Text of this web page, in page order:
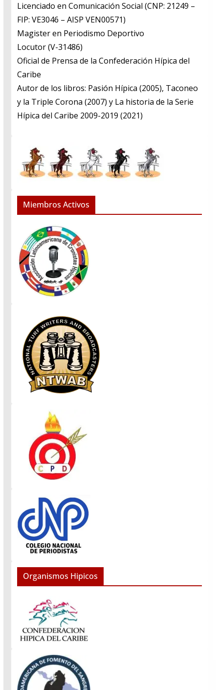
Licenciado en Comunicación Social (CNP: 21249 –
FIP: VE3046 – AISP VEN00571)
​Magister en Periodismo Deportivo
​Locutor (V-31486)
​Oficial de Prensa de la Confederación Hípica del
Caribe
​Autor de los libros: Pasión Hípica (2005), Taconeo
y la Triple Corona (2007) y La historia de la Serie
Hípica del Caribe 2009-2019 (2021)
Miembros Activos
Organismos Hipicos